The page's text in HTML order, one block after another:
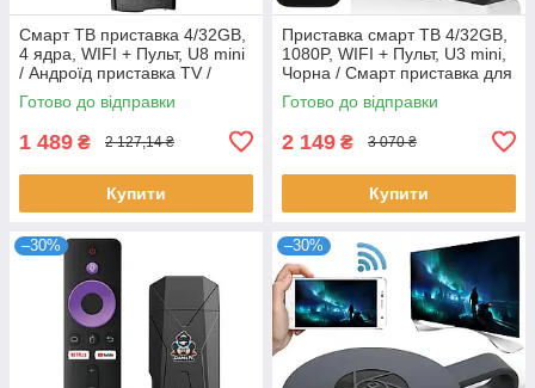
Смарт ТВ приставка 4/32GB,
4 ядра, WIFI + Пульт, U8 mini
/ Андроїд приставка TV /
Приставка для телевізора
Готово до відправки
1 489 ₴ 2 127,14 ₴
Купити
Приставка смарт ТВ 4/32GB,
1080P, WIFI + Пульт, U3 mini,
Чорна / Смарт приставка для
телевізора / Андроїд
приставка
Готово до відправки
2 149 ₴ 3 070 ₴
Купити
–30% –30%